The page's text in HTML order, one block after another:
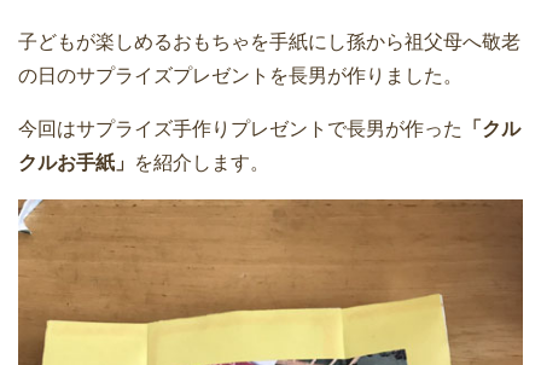
子どもが楽しめるおもちゃを手紙にし孫から祖父母へ敬老
の日のサプライズプレゼントを長男が作りました。
今回はサプライズ手作りプレゼントで長男が作った
「クル
クルお手紙」 を紹介します。